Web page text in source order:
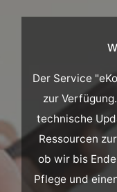
Der Service
zur
technische
Ressourcen
ob wir bis
Pflege und